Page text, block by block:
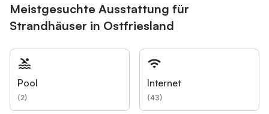
Meistgesuchte Ausstattung für
Strandhäuser in Ostfriesland
Pool
(2)
Internet
(43)